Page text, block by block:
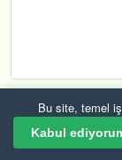
Bu site, temel
Kabul
© 2026 Mevzuat